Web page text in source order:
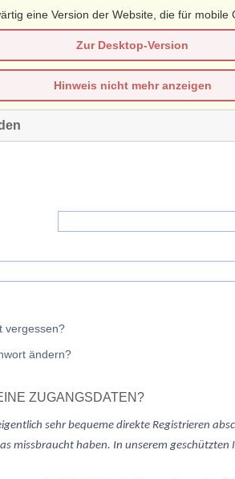
eine Version der Website, die für mobile
Zur Desktop-Version
Hinweis nicht mehr anzeigen
vergessen?
ändern?
ZUGANGSDATEN?
sehr bequeme direkte Registrieren
missbraucht haben. In unserem